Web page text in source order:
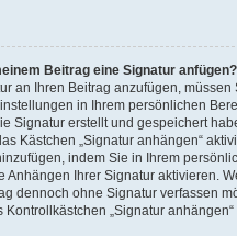
Beitrag eine Signatur anfügen?
an Ihren Beitrag anzufügen, müssen
in Ihrem persönlichen
Signatur erstellt und gespeichert
Kästchen „Signatur anhängen“
indem Sie in Ihrem
Anhängen Ihrer Signatur aktivieren.
dennoch ohne Signatur verfassen
Kontrollkästchen „Signatur